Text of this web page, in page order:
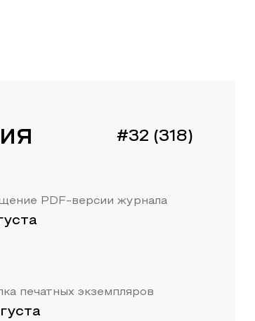
#32 (318)
PDF-версии журнала
печатных экземпляров